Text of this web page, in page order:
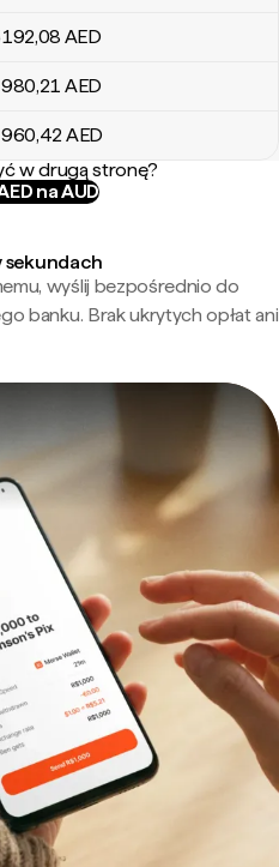
,08 AED
,21 AED
,42AED
w drugą stronę?
na AUD
sekundach
wyślij bezpośrednio do
banku. Brak ukrytych opłat ani